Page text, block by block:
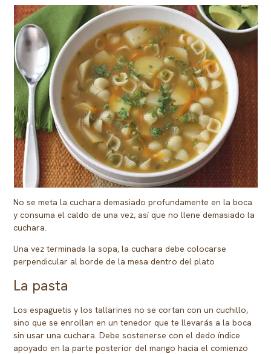
No se meta la cuchara demasiado profundamente en la boca
y consuma el caldo de una vez, así que no llene demasiado la
cuchara.
Una vez terminada la sopa, la cuchara debe colocarse
perpendicular al borde de la mesa dentro del plato
La pasta
Los espaguetis y los tallarines no se cortan con un cuchillo,
sino que se enrollan en un tenedor que te llevarás a la boca
sin usar una cuchara. Debe sostenerse con el dedo índice
apoyado en la parte posterior del mango hacia el comienzo